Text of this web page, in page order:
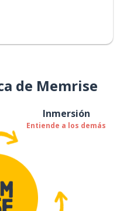
de Memrise
Inmersión
Entiende a los demás